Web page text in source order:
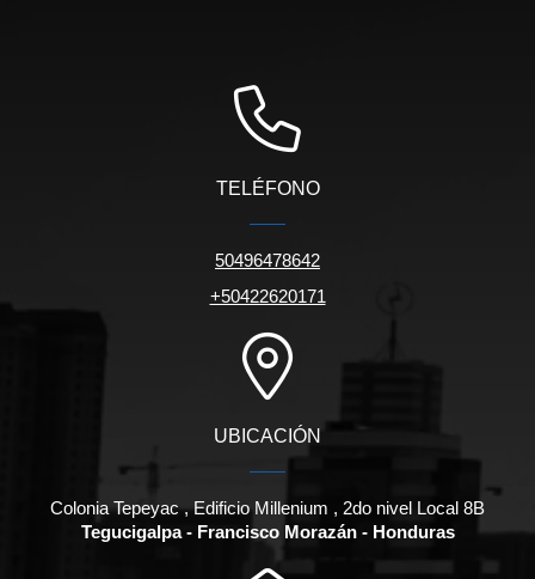
TELÉFONO
50496478642
+50422620171
UBICACIÓN
Colonia Tepeyac , Edificio Millenium , 2do nivel Local 8B
Tegucigalpa - Francisco Morazán - Honduras